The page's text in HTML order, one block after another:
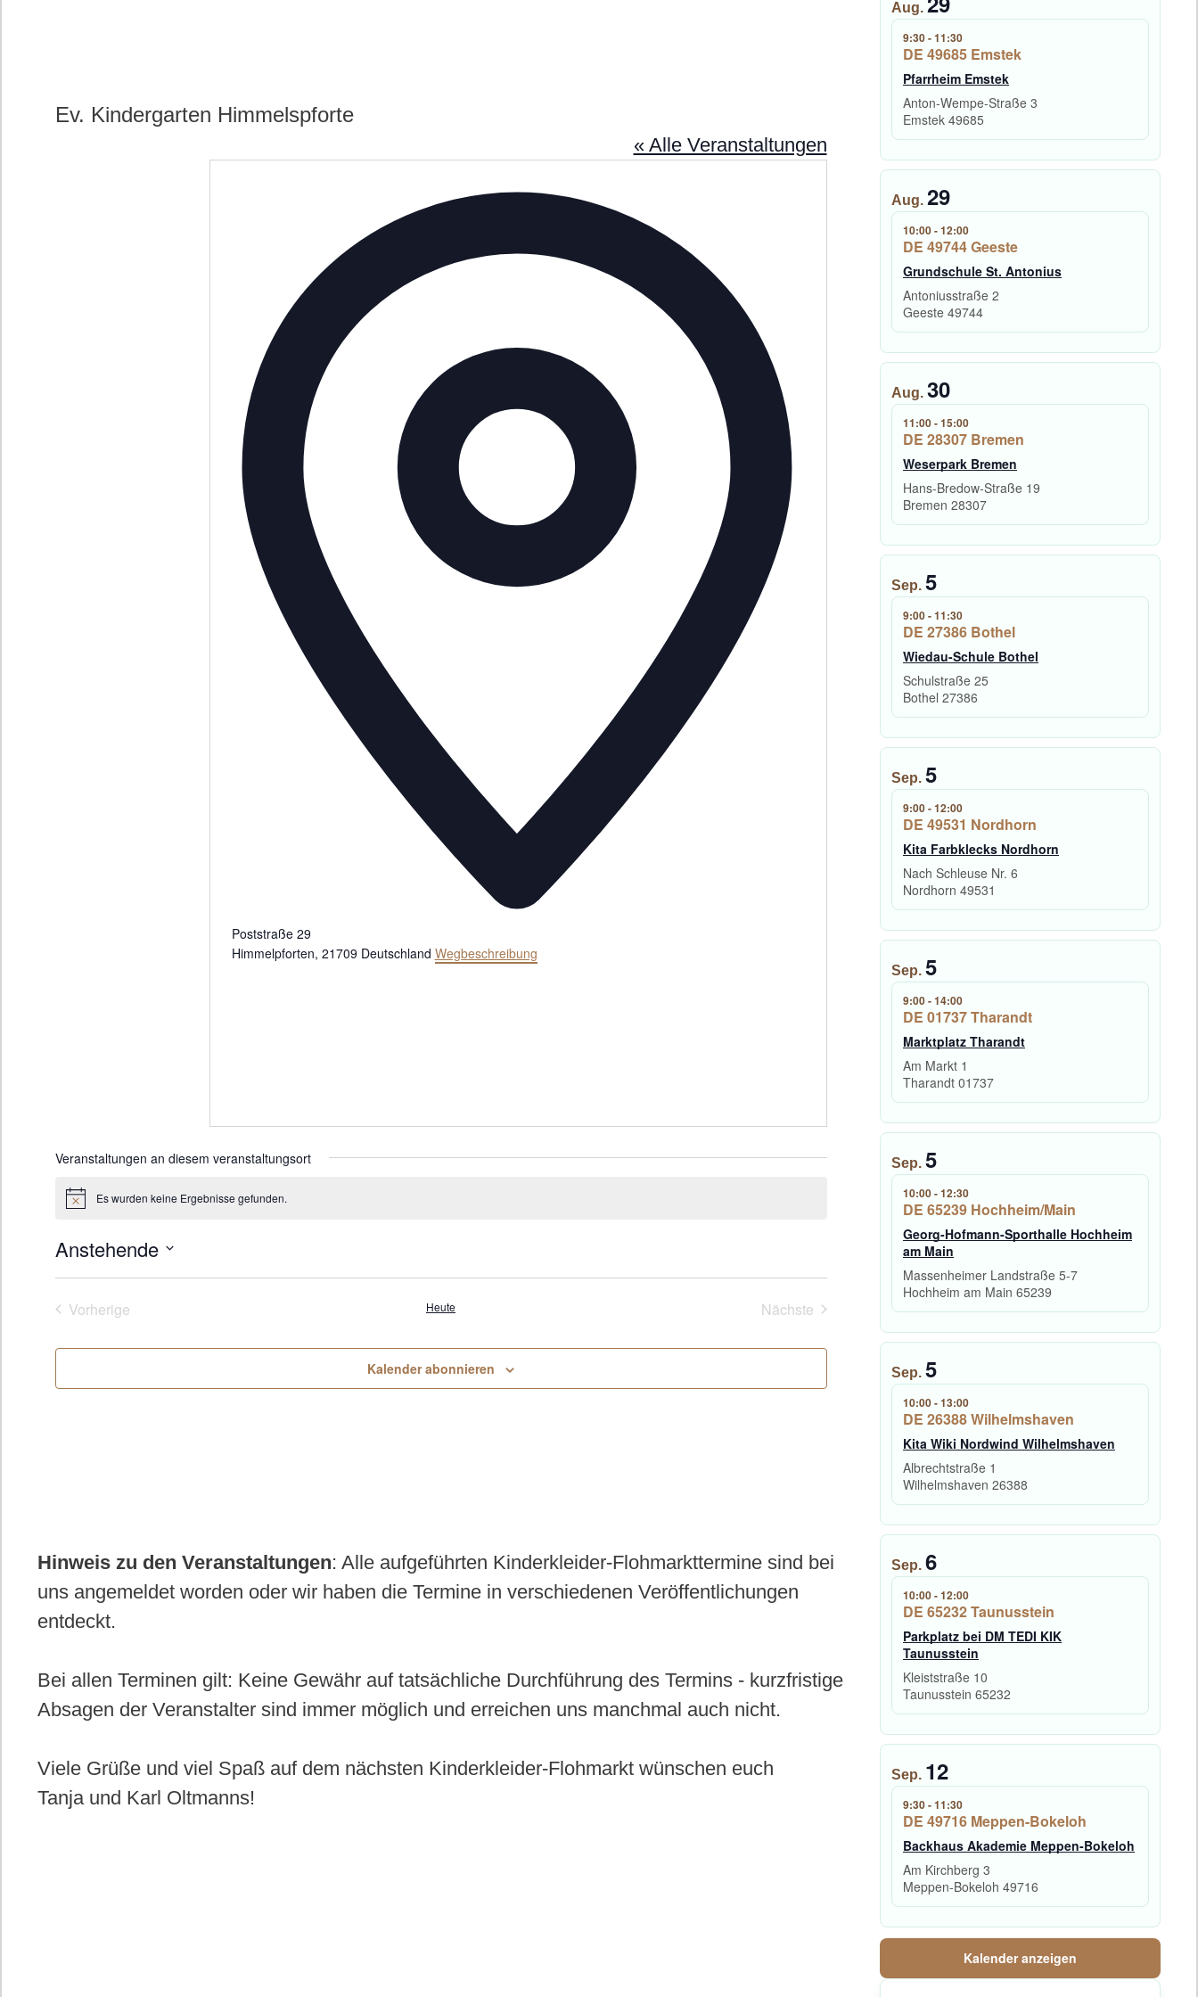
Ev. Kindergarten Himmelspforte
« Alle Veranstaltungen
Poststraße 29
Himmelpforten, 21709 Deutschland Wegbeschreibung
Veranstaltungen an diesem veranstaltungsort
H
w
e
i
Es wurden keine Ergebnisse gefunden.
Anstehende
D
a
m
n
.
Vorherige
Heute
Nächste
Veranstaltungen
Kalender abonnieren
Hinweis zu den Veranstaltungen: Alle aufgeführten Kinderkleider-Flohmarkttermine sind bei
uns angemeldet worden oder wir haben die Termine in verschiedenen Veröffentlichungen
entdeckt.
Bei allen Terminen gilt: Keine Gewähr auf tatsächliche Durchführung des Termins - kurzfristige
Absagen der Veranstalter sind immer möglich und erreichen uns manchmal auch nicht.
Viele Grüße und viel Spaß auf dem nächsten Kinderkleider-Flohmarkt wünschen euch
Tanja und Karl Oltmanns!
Aug.
9:30-11:30
DE 49685 Emstek
Pfarrheim Emstek
Anton-Wempe-Straße 3
Emstek 49685
Aug. 29
10:00-12:00
DE 49744 Geeste
Grundschule St. Antonius
Antoniusstraße 2
Geeste 49744
Aug. 30
11:00-15:00
DE 28307 Bremen
Weserpark Bremen
Hans-Bredow-Straße 19
Bremen 28307
Sep. 5
9:00-11:30
DE 27386 Bothel
Wiedau-Schule Bothel
Schulstraße 25
Bothel 27386
Sep. 5
9:00-12:00
DE 49531 Nordhorn
Kita Farbklecks Nordhorn
Nach Schleuse Nr. 6
Nordhorn 49531
Sep. 5
9:00-14:00
DE 01737 Tharandt
Marktplatz Tharandt
Am Markt 1
Tharandt 01737
Sep. 5
10:00-12:30
DE 65239 Hochheim/Main
Georg-Hofmann-Sporthalle Hochheim
am Main
Massenheimer Landstraße 5-7
Hochheim am Main 65239
Sep. 5
10:00-13:00
DE 26388 Wilhelmshaven
Kita Wiki Nordwind Wilhelmshaven
Albrechtstraße 1
Wilhelmshaven 26388
Sep. 6
10:00-12:00
DE 65232 Taunusstein
Parkplatz bei DM TEDI KIK
Taunusstein
Kleiststraße 10
Taunusstein 65232
Sep. 12
9:30-11:30
DE 49716 Meppen-Bokeloh
Backhaus Akademie Meppen-Bokeloh
Am Kirchberg 3
Meppen-Bokeloh 49716
Kalender anzeigen